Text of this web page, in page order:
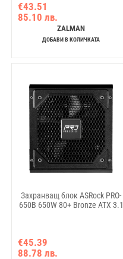
€43.51
85.10 лв.
ZALMAN
ДОБАВИ В КОЛИЧКАТА
Захранващ блок ASRock PRO-
650B 650W 80+ Bronze ATX 3.1
€45.39
88.78 лв.